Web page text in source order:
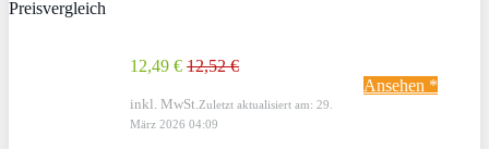
Preisvergleich
12,49 € 12,52 €
inkl. MwSt. Zuletzt aktualisiert am: 29.
März 2026 04:09
Ansehen *